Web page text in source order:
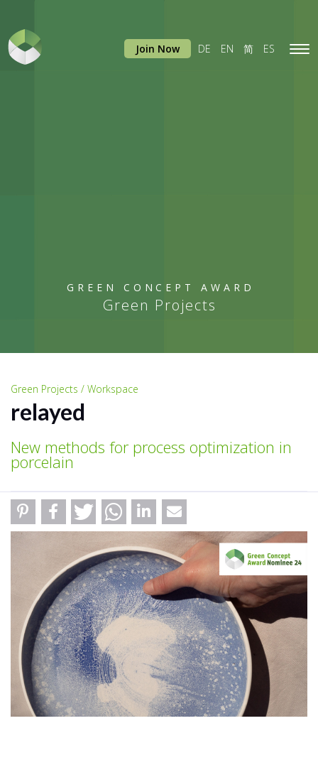
GREEN CONCEPT AWARD
Green Projects
Join Now DE EN 简 ES
Green Projects / Workspace
relayed
New methods for process optimization in
porcelain